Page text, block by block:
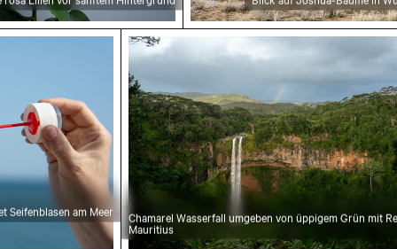
Meer
Seifenblasen am Meer
Chamarel Wasserfall umgeben
Chamarel Wasserfall umgeben von üppigem Grün mit
Mauritius